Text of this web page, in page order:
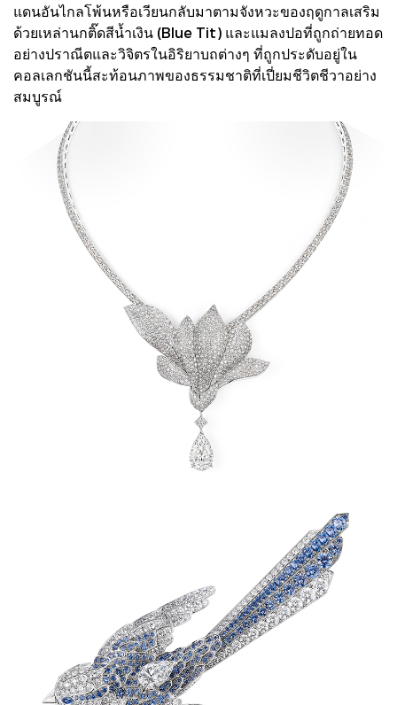
แดนอันไกลโพ้นหรือเวียนกลับมาตามจังหวะของฤดูกาลเสริม
ด้วยเหล่านกติ๊ดสีน้ำเงิน (Blue Tit) และแมลงปอที่ถูกถ่ายทอด
อย่างปราณีตและวิจิตรในอิริยาบถต่างๆ ที่ถูกประดับอยู่ใน
คอลเลกชันนี้สะท้อนภาพของธรรมชาติที่เปี่ยมชีวิตชีวาอย่าง
สมบูรณ์